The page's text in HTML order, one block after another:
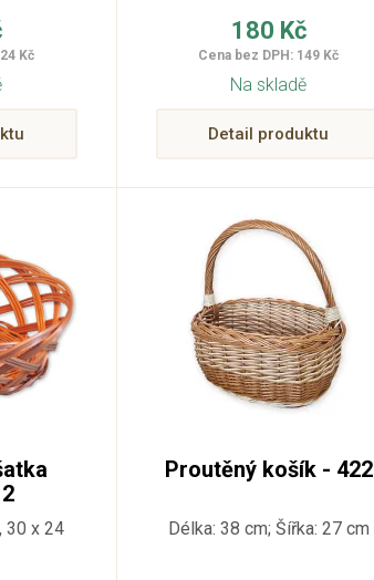
do
Kč
dekorativním doplňkem do
každé kuchyně či jídelny.
180 Kč
Cena bez DPH: 149 Kč
Na skladě
Detail produktu
30 x 24
Proutěný košík - 422
Délka: 38 cm; Šířka: 27 cm